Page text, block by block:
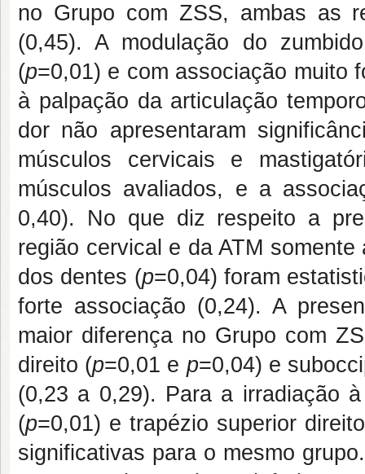
no Grupo com ZSS, ambas as
(0,45). A modulação do
(p=0,01) e com associação muito
à palpação da articulação
dor não apresentaram
músculos cervicais e
músculos avaliados, e a
0,40). No que diz respeito a
região cervical e da ATM
dos dentes (p=0,04) foram
forte associação (0,24). A
maior diferença no Grupo com
direito (p=0,01 e p=0,04) e
(0,23 a 0,29). Para a irradiação
(p=0,01) e trapézio superior
significativas para o mesmo